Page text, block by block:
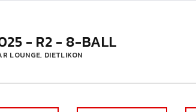
- R2 - 8-BALL
LOUNGE, DIETLIKON